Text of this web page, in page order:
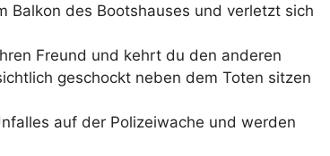
Balkon des Bootshauses und verletzt sich
Freund und kehrt du den anderen
geschockt neben dem Toten sitzen
auf der Polizeiwache und werden